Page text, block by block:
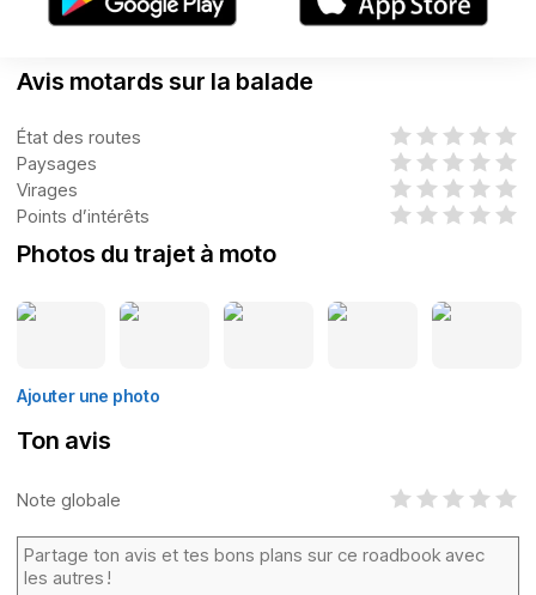
Avis motards sur la balade
État des routes
Paysages
Virages
Points d’intérêts
Photos du trajet à moto
Ajouter une photo
Ton avis
Note globale